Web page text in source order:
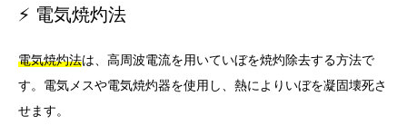
⚡ 電気焼灼法
電気焼灼法は、高周波電流を用いていぼを焼灼除去する方法で
す。電気メスや電気焼灼器を使用し、熱によりいぼを凝固壊死さ
せます。